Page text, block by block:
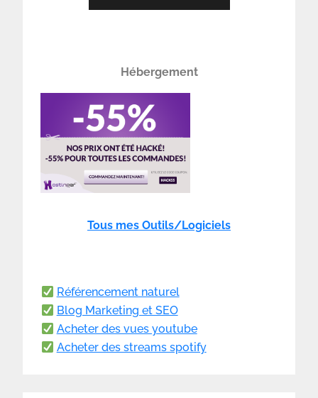
Hébergement
Tous mes Outils/Logiciels
Référencement naturel
Blog Marketing et SEO
Acheter des vues youtube
Acheter des streams spotify